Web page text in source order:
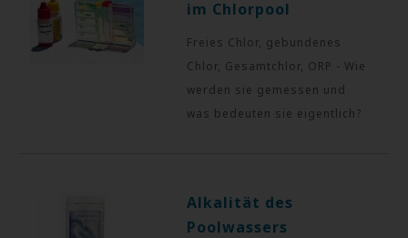
im Chlorpool
Freies Chlor, gebundenes
Chlor, Gesamtchlor, ORP - Wie
werden sie gemessen und
was bedeuten sie eigentlich?
Alkalität des
Poolwassers